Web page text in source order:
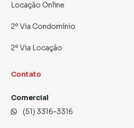
Locação Online
2º Via Condomínio
2º Via Locação
Contato
Comercial
(51) 3316-3316